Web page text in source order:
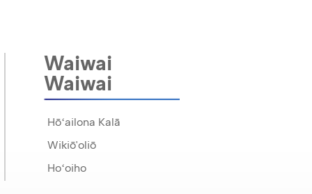
Waiwai
Waiwai
Hōʻailona Kalā
Wikiō'oliō
Hoʻoiho